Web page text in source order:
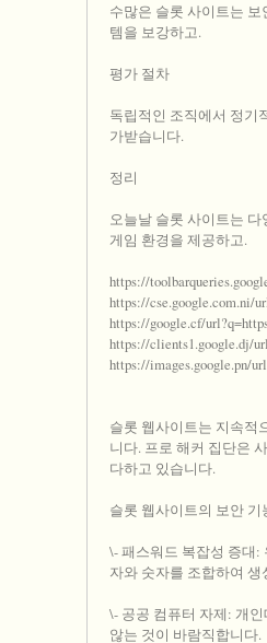
수많은 슬롯 사이트는
템을 보강하고.
평가 절차
독립적인 조직에서 정기
가받습니다.
정리
오늘날 슬롯 사이트는
게임 환경을 제공하고.
https://
https://cse.google.com.ni/
https://google.cf/
https://clients1.google.dj/
https://images.google.pn/
슬롯 웹사이트는 지속적
니다. 프로 해커 집단은
다하고 있습니다.
슬롯 웹사이트의 보안
\- 패스워드 복잡성 증대:
자와 숫자를 조합하여
\- 공공 컴퓨터 자제: 개
않는 것이 바람직합니다.